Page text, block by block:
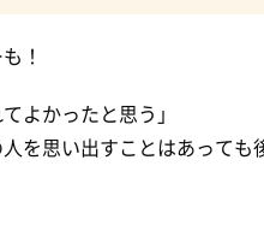
！
よかったと思う」
を思い出すことはあっても